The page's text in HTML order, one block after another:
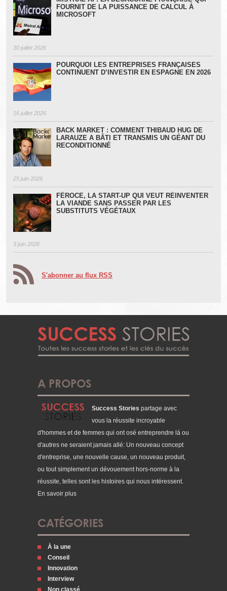
FOURNIT DE LA PUISSANCE DE CALCUL À
MICROSOFT
30 juillet 2026
POURQUOI LES ENTREPRISES FRANÇAISES
CONTINUENT D’INVESTIR EN ESPAGNE EN 2026
16 juillet 2026
BACK MARKET : COMMENT THIBAUD HUG DE
LARAUZE A BÂTI ET TRANSMIS UN GÉANT DU
RECONDITIONNÉ
25 juin 2026
FÉROCE, LA START-UP QUI VEUT RÉINVENTER
LA VIANDE SANS PASSER PAR LES
SUBSTITUTS VÉGÉTAUX
3 juin 2026
S'abonner au flux RSS
A PROPOS
Success Stories partage avec
vous la réussite incroyable
d'hommes et de femmes qui ont osé entreprendre là ou
d'autres ne seraient jamais allé: Un nouveau concept
d'entreprise, une nouvelle cause, un nouveau produit,
ou tout simplement un dévouement hors-norme à la
réussite, telles sont les histoires qui nous intéressent.
En savoir plus
CATÉGORIES
À la une
Conseil
Innovation
Interview
Non classé